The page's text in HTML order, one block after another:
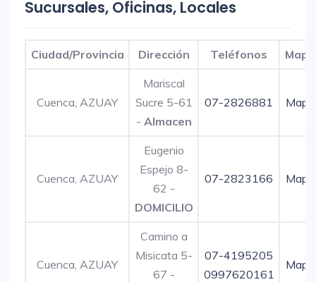
Sucursales, Oficinas, Locales
Ciudad/Provincia Dirección Teléfonos Mapa
Cuenca, AZUAY
Mariscal
Sucre 5-61
- Almacen
07-2826881 Mapa
Cuenca, AZUAY
Eugenio
Espejo 8-
62 -
DOMICILIO
07-2823166 Mapa
Cuenca, AZUAY
Camino a
Misicata 5-
67 -
07-4195205
0997620161
Mapa